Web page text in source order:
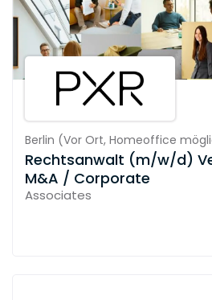
Berlin (Vor Ort, Homeoffice
Rechtsanwalt (m/w/d)
M&A / Corporate
Associates